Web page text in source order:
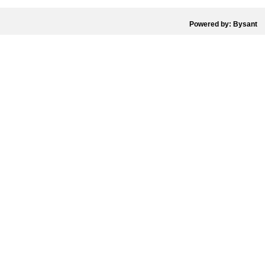
Powered by: Bysant